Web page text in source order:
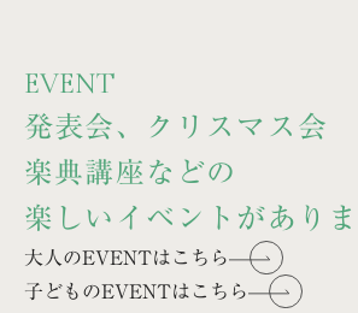
EVENT
発表会、クリスマス会
楽典講座などの
楽しいイベントがあり
大人のEVENTはこちら
子どものEVENTはこちら